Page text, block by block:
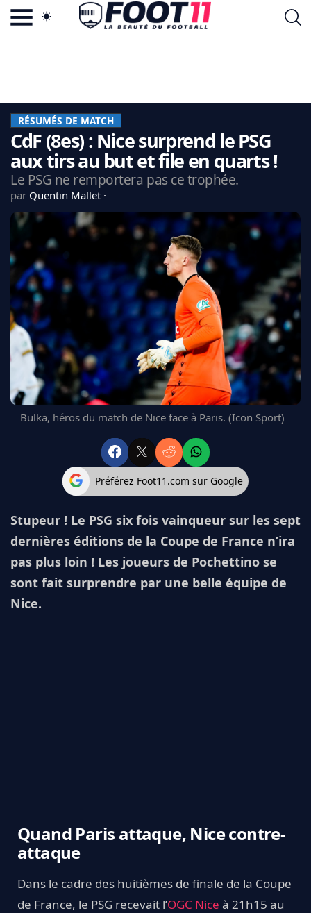
LA CHARTE
VIE PRIVÉE
CGU
CONTACTEZ-NOUS
MERCATO
CDM 2026
EDF
PSG
LIGUE 1
REAL MADRID
FC BARCELONE
MANCHESTER UNITED
CHELSEA
ARSENAL
BAYERN
L'AVIS DE LA RÉDAC'
RÉSUMÉS DE MATCH
CdF (8es) : Nice surprend le PSG
aux tirs au but et file en quarts !
Le PSG ne remportera pas ce trophée.
par Quentin Mallet
Bulka, héros du match de Nice face à Paris. (Icon Sport)
Préférez Foot11.com sur Google
Stupeur ! Le PSG six fois vainqueur sur les sept
dernières éditions de la Coupe de France n’ira
pas plus loin ! Les joueurs de Pochettino se
sont fait surprendre par une belle équipe de
Nice.
Quand Paris attaque, Nice contre-
attaque
Dans le cadre des huitièmes de finale de la Coupe
de France, le PSG recevait l’OGC Nice à 21h15 au